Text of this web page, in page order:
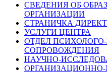
СВЕДЕНИЯ ОБ
ОРГАНИЗАЦИИ
СТРАНИЧКА
УСЛУГИ ЦЕНТРА
ОТДЕЛ
СОПРОВОЖДЕНИЯ
НАУЧНО-